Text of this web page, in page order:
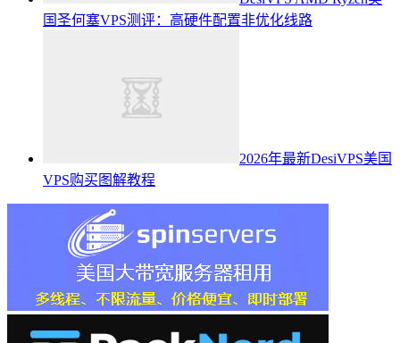
国圣何塞VPS测评：高硬件配置非优化线路
2026年最新DesiVPS美国
VPS购买图解教程